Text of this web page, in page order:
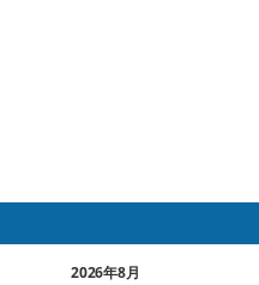
2026年8月